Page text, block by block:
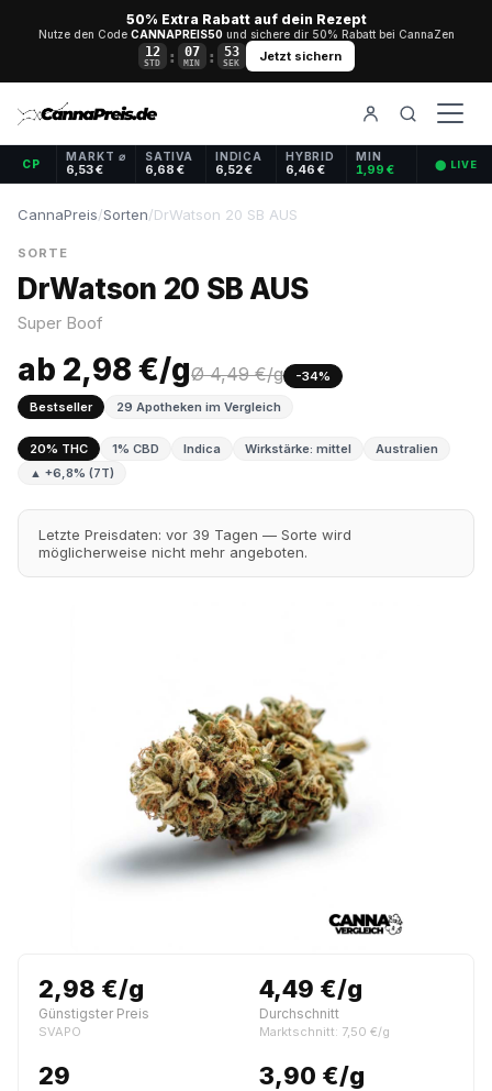
50% Extra Rabatt auf dein Rezept
Nutze den Code CANNAPREIS50und sichere dir 50% Rabatt bei CannaZen
12
STD : 07
MIN : 53
SEK Jetzt sichern
CP
MARKT ⌀
6,53 €
SATIVA
6,68 €
INDICA
6,52 €
HYBRID
6,46 €
MIN
1,99 € ⬤ LIVE
CannaPreis/Sorten/DrWatson 20 SB AUS
SORTE
DrWatson 20 SB AUS
Super Boof
ab 2,98 €/gØ 4,49 €/g
-34%
Bestseller
29 Apotheken im Vergleich
20% THC 1% CBD Indica Wirkstärke: mittel
Australien
▲ +6,8% (7T)
Letzte Preisdaten: vor 39 Tagen — Sorte wird
möglicherweise nicht mehr angeboten.
2,98 €/g
Günstigster Preis
SVAPO
4,49 €/g
Durchschnitt
Marktschnitt: 7,50 €/g
29 3,90 €/g